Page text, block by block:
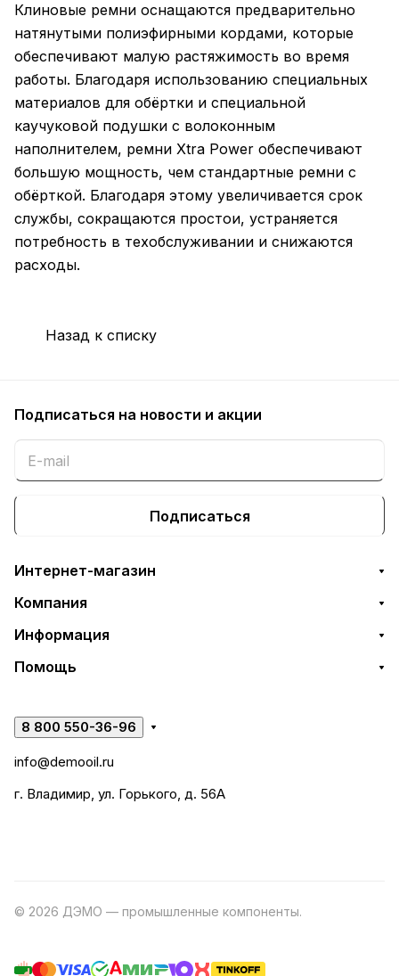
Клиновые ремни оснащаются предварительно
натянутыми полиэфирными кордами, которые
обеспечивают малую растяжимость во время
работы. Благодаря использованию специальных
материалов для обёртки и специальной
каучуковой подушки c волоконным
наполнителем, ремни Xtra Power обеспечивают
большую мощность, чем стандартные ремни с
обёрткой. Благодаря этому увеличивается срок
службы, сокращаются простои, устраняется
потребность в техобслуживании и снижаются
расходы.
Назад к списку
Подписаться на новости и акции
Подписаться
Интернет-магазин
Компания
Информация
Помощь
8 800 550-36-96
info@demooil.ru
г. Владимир, ул. Горького, д. 56А
© 2026 ДЭМО — промышленные компоненты.